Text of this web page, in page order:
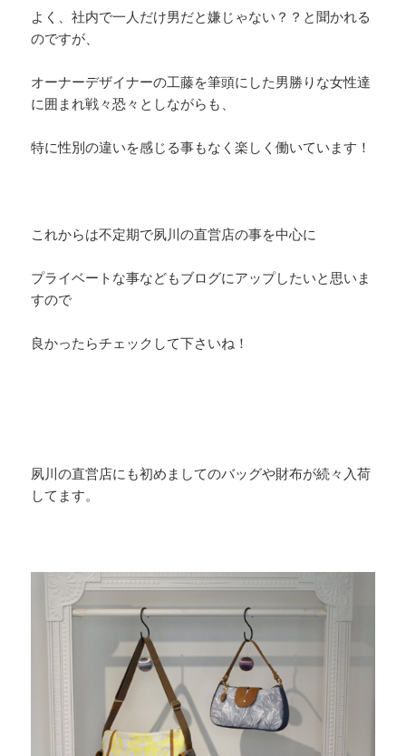
よく、社内で一人だけ男だと嫌じゃない？？と聞かれる
のですが、
オーナーデザイナーの工藤を筆頭にした男勝りな女性達
に囲まれ戦々恐々としながらも、
特に性別の違いを感じる事もなく楽しく働いています！
これからは不定期で夙川の直営店の事を中心に
プライベートな事などもブログにアップしたいと思いま
すので
良かったらチェックして下さいね！
夙川の直営店にも初めましてのバッグや財布が続々入荷
してます。